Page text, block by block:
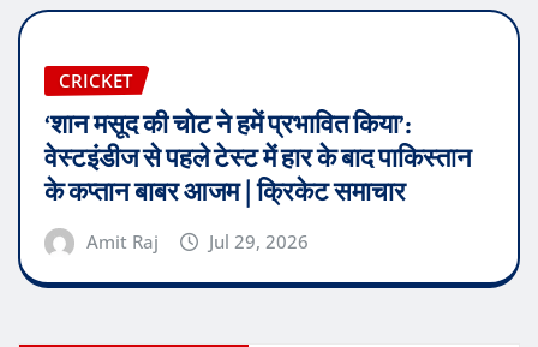
CRICKET
‘शान मसूद की चोट ने हमें प्रभावित किया’:
वेस्टइंडीज से पहले टेस्ट में हार के बाद पाकिस्तान
के कप्तान बाबर आजम | क्रिकेट समाचार
Amit Raj Jul 29, 2026